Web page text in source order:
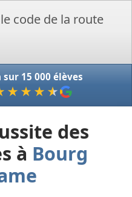
15 000 élèves
★
des
à Bourg